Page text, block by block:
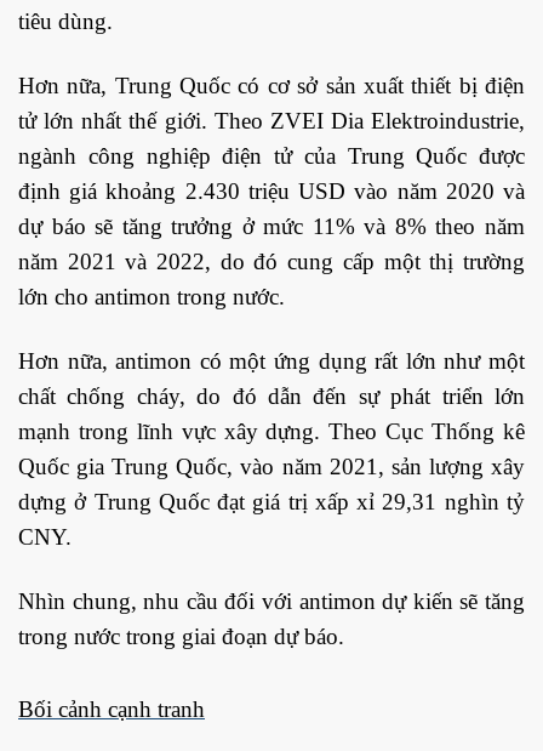
tiêu dùng.
Hơn nữa, Trung Quốc có cơ sở sản xuất thiết bị điện
tử lớn nhất thế giới. Theo ZVEI Dia Elektroindustrie,
ngành công nghiệp điện tử của Trung Quốc được
định giá khoảng 2.430 triệu USD vào năm 2020 và
dự báo sẽ tăng trưởng ở mức 11% và 8% theo năm
năm 2021 và 2022, do đó cung cấp một thị trường
lớn cho antimon trong nước.
Hơn nữa, antimon có một ứng dụng rất lớn như một
chất chống cháy, do đó dẫn đến sự phát triển lớn
mạnh trong lĩnh vực xây dựng. Theo Cục Thống kê
Quốc gia Trung Quốc, vào năm 2021, sản lượng xây
dựng ở Trung Quốc đạt giá trị xấp xỉ 29,31 nghìn tỷ
CNY.
Nhìn chung, nhu cầu đối với antimon dự kiến ​​sẽ tăng
trong nước trong giai đoạn dự báo.
Bối cảnh cạnh tranh